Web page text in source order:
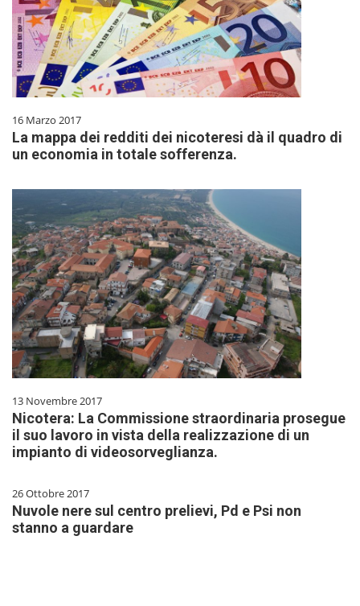
16 Marzo 2017
La mappa dei redditi dei nicoteresi dà il quadro di
un economia in totale sofferenza.
13 Novembre 2017
Nicotera: La Commissione straordinaria prosegue
il suo lavoro in vista della realizzazione di un
impianto di videosorveglianza.
26 Ottobre 2017
Nuvole nere sul centro prelievi, Pd e Psi non
stanno a guardare